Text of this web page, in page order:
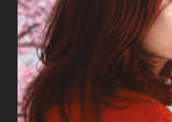
Classificação
Contém: Drogas,